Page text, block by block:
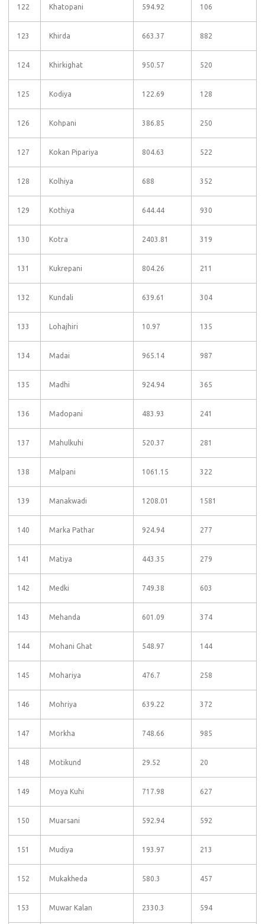
122 Khatopani 594.92 106
123 Khirda 663.37 882
124 Khirkighat 950.57 520
125 Kodiya 122.69 128
126 Kohpani 386.85 250
127 Kokan Pipariya 804.63 522
128 Kolhiya 688 352
129 Kothiya 644.44 930
130 Kotra 2403.81 319
131 Kukrepani 804.26 211
132 Kundali 639.61 304
133 Lohajhiri 10.97 135
134 Madai 965.14 987
135 Madhi 924.94 365
136 Madopani 483.93 241
137 Mahulkuhi 520.37 281
138 Malpani 1061.15 322
139 Manakwadi 1208.01 1581
140 Marka Pathar 924.94 277
141 Matiya 443.35 279
142 Medki 749.38 603
143 Mehanda 601.09 374
144 Mohani Ghat 548.97 144
145 Mohariya 476.7 258
146 Mohriya 639.22 372
147 Morkha 748.66 985
148 Motikund 29.52 20
149 Moya Kuhi 717.98 627
150 Muarsani 592.94 592
151 Mudiya 193.97 213
152 Mukakheda 580.3 457
153 Muwar Kalan 2330.3 594